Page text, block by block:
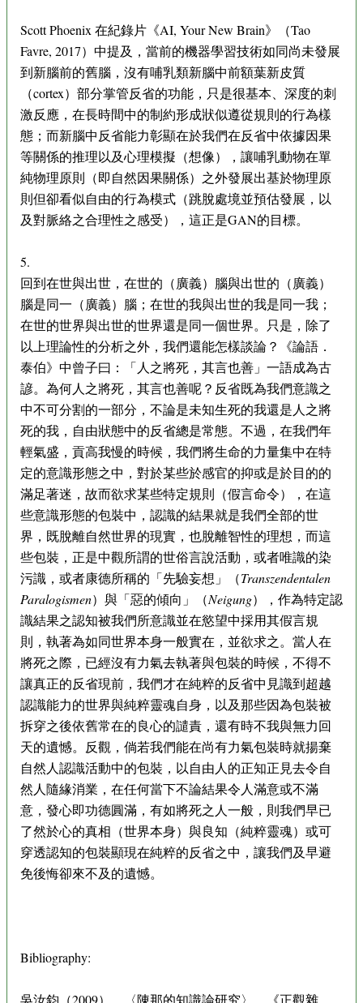
Scott Phoenix 在紀錄片《AI, Your New Brain》（Tao
Favre, 2017）中提及，當前的機器學習技術如同尚未發展
到新腦前的舊腦，沒有哺乳類新腦中前額葉新皮質
（cortex）部分掌管反省的功能，只是很基本、深度的刺
激反應，在長時間中的制約形成狀似遵從規則的行為樣
態；而新腦中反省能力彰顯在於我們在反省中依據因果
等關係的推理以及心理模擬（想像），讓哺乳動物在單
純物理原則（即自然因果關係）之外發展出基於物理原
則但卻看似自由的行為模式（跳脫處境並預估發展，以
及對脈絡之合理性之感受），這正是GAN的目標。
5.
回到在世與出世，在世的（廣義）腦與出世的（廣義）
腦是同一（廣義）腦；在世的我與出世的我是同一我；
在世的世界與出世的世界還是同一個世界。只是，除了
以上理論性的分析之外，我們還能怎樣談論？《論語．
泰伯》中曾子曰：「人之將死，其言也善」一語成為古
諺。為何人之將死，其言也善呢？反省既為我們意識之
中不可分割的一部分，不論是未知生死的我還是人之將
死的我，自由狀態中的反省總是常態。不過，在我們年
輕氣盛，貢高我慢的時候，我們將生命的力量集中在特
定的意識形態之中，對於某些於感官的抑或是於目的的
滿足著迷，故而欲求某些特定規則（假言命令），在這
些意識形態的包裝中，認識的結果就是我們全部的世
界，既脫離自然世界的現實，也脫離智性的理想，而這
些包裝，正是中觀所謂的世俗言說活動，或者唯識的染
污識，或者康德所稱的「先驗妄想」（Transzendentalen
Paralogismen）與「惡的傾向」（Neigung），作為特定認
識結果之認知被我們所意識並在慾望中採用其假言規
則，執著為如同世界本身一般實在，並欲求之。當人在
將死之際，已經沒有力氣去執著與包裝的時候，不得不
讓真正的反省現前，我們才在純粹的反省中見識到超越
認識能力的世界與純粹靈魂自身，以及那些因為包裝被
拆穿之後依舊常在的良心的譴責，還有時不我與無力回
天的遺憾。反觀，倘若我們能在尚有力氣包裝時就揚棄
自然人認識活動中的包裝，以自由人的正知正見去令自
然人隨緣消業，在任何當下不論結果令人滿意或不滿
意，發心即功德圓滿，有如將死之人一般，則我們早已
了然於心的真相（世界本身）與良知（純粹靈魂）或可
穿透認知的包裝顯現在純粹的反省之中，讓我們及早避
免後悔卻來不及的遺憾。
Bibliography:
吳汝鈞（2009）。〈陳那的知識論研究〉。《正觀雜